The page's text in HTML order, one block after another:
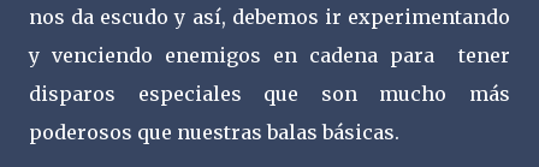
nos da escudo y así, debemos ir experimentando
y venciendo enemigos en cadena para tener
disparos especiales que son mucho más
poderosos que nuestras balas básicas.